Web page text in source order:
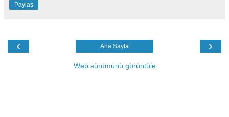
Paylaş
‹ ›
Ana Sayfa
Web sürümünü görüntüle